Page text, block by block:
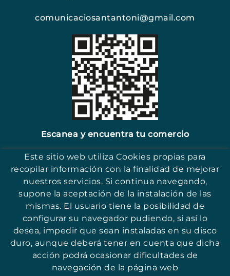
comunicaciosantantoni@gmail.com
Escanea y encuentra tu comercio
17251 - Sant Antoni (Girona)
© ASSOCIACIÓ PER LA PROMOCIÓ I QUALITAT DEL COMERÇ DE SANT
ANTONI
Este sitio web utiliza Cookies propias para
recopilar información con la finalidad de mejorar
nuestros servicios. Si continua navegando,
supone la aceptación de la instalación de las
mismas. El usuario tiene la posibilidad de
configurar su navegador pudiendo, si así lo
desea, impedir que sean instaladas en su disco
duro, aunque deberá tener en cuenta que dicha
acción podrá ocasionar dificultades de
navegación de la página web